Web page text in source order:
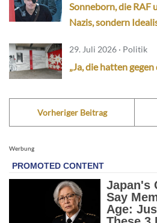
Sonneborn, die RAF
Nazis, sondern
29. Juli 2026 · Politik
„Ja, die hatten
Vorheriger Beitrag
Werbung